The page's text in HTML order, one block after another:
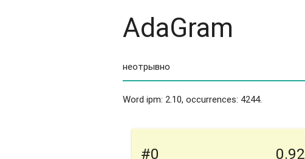
AdaGram
Word ipm: 2.10, occurrences: 4244.
#0 0.92